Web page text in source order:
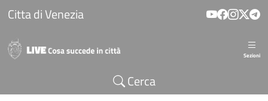
Salta al contenuto principale
Citta di Venezia
Sezioni
Cerca